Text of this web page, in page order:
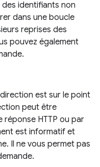
identifiants non
dans une boucle
reprises des
pouvez également
est sur le point
peut être
HTTP ou par
est informatif et
Il ne vous permet pas